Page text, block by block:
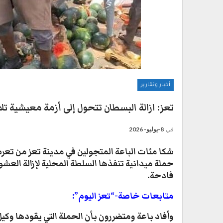
أخبار وتقارير
تعز: ازالة البسطان تتحول إلى أزمة معيشية
في 8-يوليو- 2026
​شكا مئات الباعة المتجولين في مدينة تعز من
حملة ميدانية تنفذها السلطة المحلية لإزالة
فادحة.
متابعات خاصة-“تعز اليوم”:
​وأفاد باعة ومتضررون بأن الحملة التي يقودها